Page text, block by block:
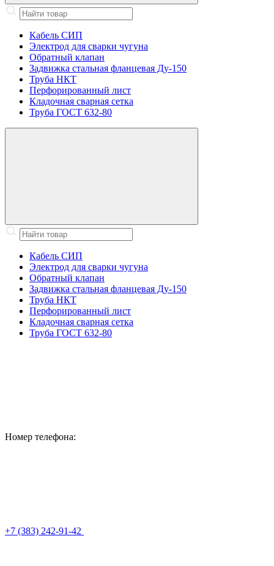
Кабель СИП
Электрод для сварки чугуна
Обратный клапан
Задвижка стальная фланцевая Ду-150
Труба НКТ
Перфорированный лист
Кладочная сварная сетка
Труба ГОСТ 632-80
Кабель СИП
Электрод для сварки чугуна
Обратный клапан
Задвижка стальная фланцевая Ду-150
Труба НКТ
Перфорированный лист
Кладочная сварная сетка
Труба ГОСТ 632-80
Номер телефона:
+7 (383) 242-91-42